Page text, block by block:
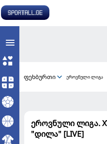
ფეხბურთი ეროვნული ლიგა
ეროვნული ლიგა.
"დილა" [LIVE]